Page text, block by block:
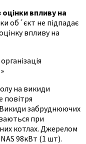
впливу на
об´єкт не підпадає
впливу на
на викиди
забруднюючих
при
котлах. Джерелом
98кВт (1 шт).